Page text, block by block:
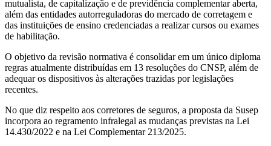
mutualista, de capitalização e de previdência complementar aberta,
além das entidades autorreguladoras do mercado de corretagem e
das instituições de ensino credenciadas a realizar cursos ou exames
de habilitação.
O objetivo da revisão normativa é consolidar em um único diploma
regras atualmente distribuídas em 13 resoluções do CNSP, além de
adequar os dispositivos às alterações trazidas por legislações
recentes.
No que diz respeito aos corretores de seguros, a proposta da Susep
incorpora ao regramento infralegal as mudanças previstas na Lei
14.430/2022 e na Lei Complementar 213/2025.